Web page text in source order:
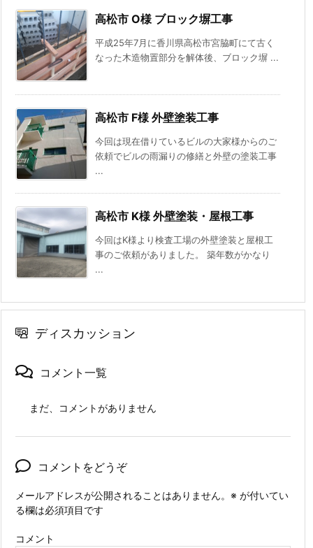
高松市 O様 ブロック塀工事
平成25年7月に香川県高松市宮脇町にて古く
なった木造物置部分を解体後、ブロック塀 ...
高松市 F様 外壁塗装工事
今回は現在借りているビルの大家様からのご
依頼でビルの雨漏りの修繕と外壁の塗装工事
...
高松市 K様 外壁塗装・屋根工事
今回はK様より検査工場の外壁塗装と屋根工
事のご依頼がありました。 築年数がかなり
...
ディスカッション
コメント一覧
まだ、コメントがありません
コメントをどうぞ
メールアドレスが公開されることはありません。 ※ が付いてい
る欄は必須項目です
コメント